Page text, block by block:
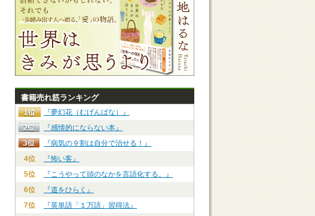
書籍売れ筋ランキング
『夢幻花（むげんばな）』
『感情的にならない本』
『病気の９割は自分で治せる！』
4位
『怖い客』
5位
『こうやって頭のなかを言語化する。』
6位
『道をひらく』
7位
『英単語「１万語」習得法』